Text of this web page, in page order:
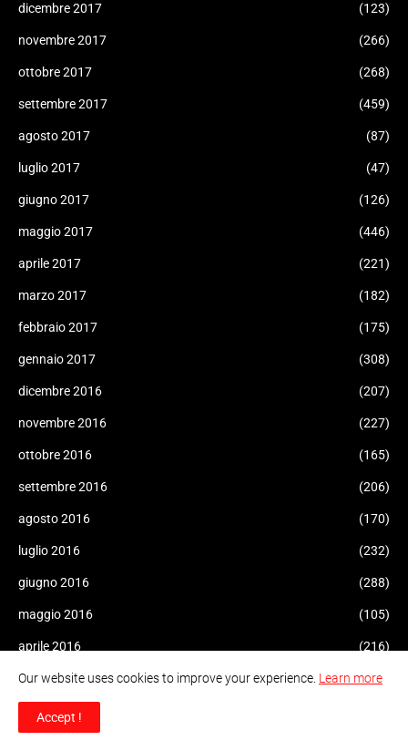
dicembre 2017 (123)
novembre 2017 (266)
ottobre 2017 (268)
settembre 2017 (459)
agosto 2017 (87)
luglio 2017 (47)
giugno 2017 (126)
maggio 2017 (446)
aprile 2017 (221)
marzo 2017 (182)
febbraio 2017 (175)
gennaio 2017 (308)
dicembre 2016 (207)
novembre 2016 (227)
ottobre 2016 (165)
settembre 2016 (206)
agosto 2016 (170)
luglio 2016 (232)
giugno 2016 (288)
maggio 2016 (105)
aprile 2016 (216)
marzo 2016 (224)
febbraio 2016
Our website uses cookies to improve your experience. Learn more
Accept !